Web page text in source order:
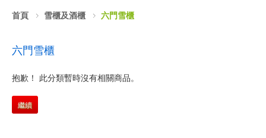
首頁 雪櫃及酒櫃 六門雪櫃
六門雪櫃
抱歉！ 此分類暫時沒有相關商品。
繼續